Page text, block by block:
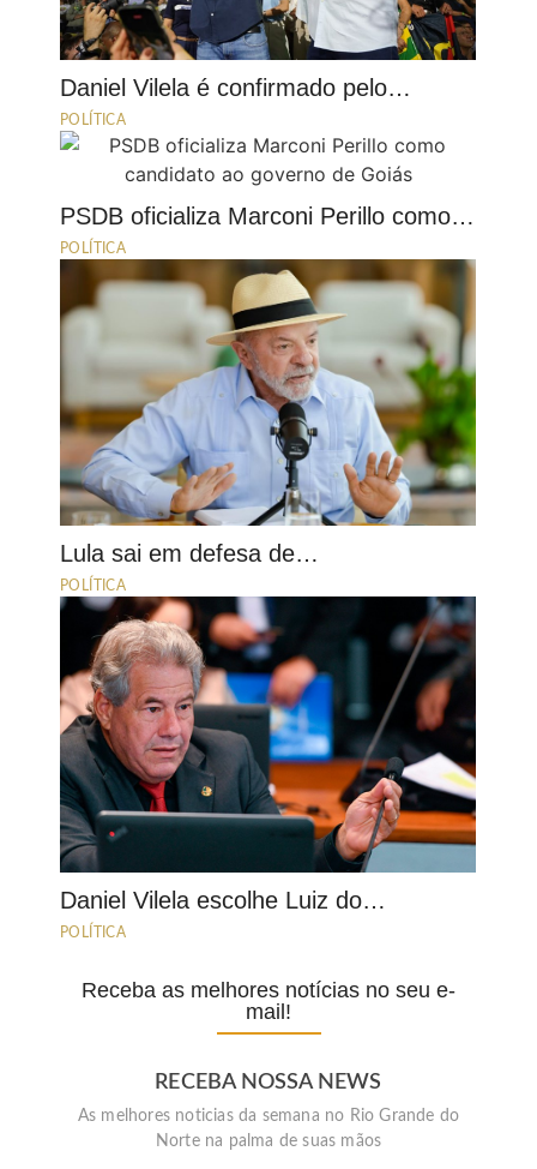
Daniel Vilela é confirmado pelo…
POLÍTICA
PSDB oficializa Marconi Perillo como…
POLÍTICA
Lula sai em defesa de…
POLÍTICA
Daniel Vilela escolhe Luiz do…
POLÍTICA
Receba as melhores notícias no seu e-
mail!
RECEBA NOSSA NEWS
As melhores noticias da semana no Rio Grande do
Norte na palma de suas mãos